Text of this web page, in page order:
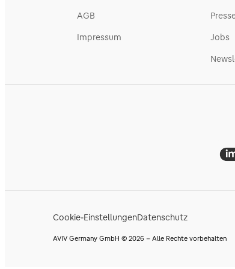
AGB
Impressum
Jobs
Cookie-EinstellungenDatenschutz
AVIV Germany GmbH © 2026 - Alle Rechte vorbehalten